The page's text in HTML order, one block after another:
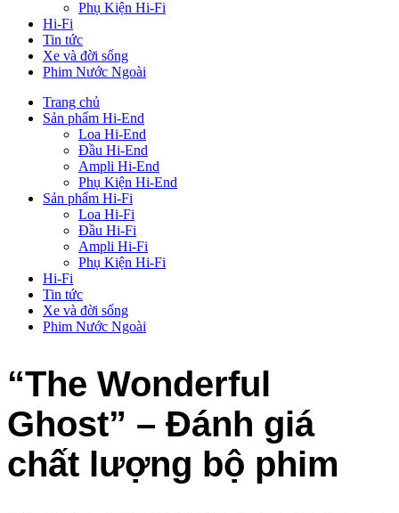
Phụ Kiện Hi-Fi
Hi-Fi
Tin tức
Xe và đời sống
Phim Nước Ngoài
Trang chủ
Sản phẩm Hi-End
Loa Hi-End
Đầu Hi-End
Ampli Hi-End
Phụ Kiện Hi-End
Sản phẩm Hi-Fi
Loa Hi-Fi
Đầu Hi-Fi
Ampli Hi-Fi
Phụ Kiện Hi-Fi
Hi-Fi
Tin tức
Xe và đời sống
Phim Nước Ngoài
“The Wonderful
Ghost” – Đánh giá
chất lượng bộ phim